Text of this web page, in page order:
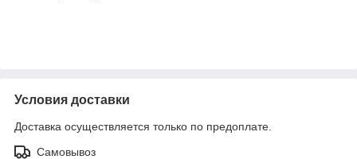
Условия доставки
Доставка осуществляется только по предоплате.
Самовывоз